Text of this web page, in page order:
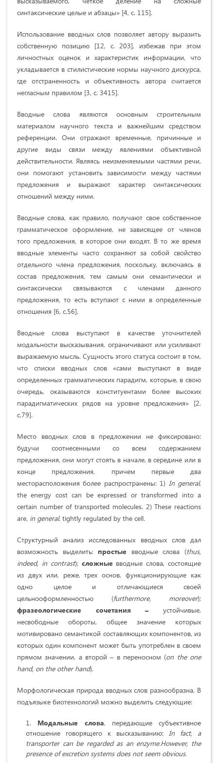
синтаксические целые и абзацы» [4, c. 115].
Использование вводных слов позволяет автору выразить
собственную позицию [12, с. 203], избежав при этом
личностных оценок и характеристик информации, что
укладывается в стилистические нормы научного дискурса,
где отстраненность и объективность автора считается
негласным правилом [3, c. 3415].
Вводные слова являются основным строительным
материалом научного текста и важнейшим средством
референции. Они отражают временные, причинные и
другие виды связи между явлениями объективной
действительности. Являясь неизменяемыми частями речи,
они помогают установить зависимости между частями
предложения и выражают характер синтаксических
отношений между ними.
Вводные слова, как правило, получают свое собственное
грамматическое оформление, не зависящее от членов
того предложения, в которое они входят. В то же время
вводные элементы часто сохраняют за собой свойство
отдельного члена предложения, поскольку, включаясь в
состав предложения, тем самым они семантически и
синтаксически связываются с членами данного
предложения, то есть вступают с ними в определенные
отношения [6, c.56].
Вводные слова выступают в качестве уточнителей
модальности высказывания, ограничивают или усиливают
выражаемую мысль. Сущность этого статуса состоит в том,
что списки вводных слов «сами выступают в виде
определенных грамматических парадигм, которые, в свою
очередь, оказываются конституентами более высоких
парадигматических рядов на уровне предложения» [2,
c.79].
Место вводных слов в предложении не фиксировано:
будучи соотнесенными со всем содержанием
предложения, они могут стоять в начале, в середине или в
конце предложения, причем первые два
месторасположения более распространены: 1) In general,
the energy cost can be expressed or transformed into a
certain number of transported molecules. 2) These reactions
are, in general, tightly regulated by the cell.
Структурный анализ исследованных вводных слов дал
возможность выделить: простые вводные слова (thus,
indeed, in contrast); сложные вводные слова, состоящие
из двух или, реже, трех основ, функционирующие как
одно целое и отличающиеся своей
цельнооформленностью (furthermore, moreover);
фразеологические сочетания – устойчивые,
несвободные обороты, общее значение которых
мотивировано семантикой составляющих компонентов, из
которых один компонент может быть употреблен в своем
прямом значении, а второй – в переносном (on the one
hand, on the other hand).
Морфологическая природа вводных слов разнообразна. В
подъязыке биотехнологий можно выделить следующие:
Модальные слова, передающие субъективное
отношение говорящего к высказыванию: In fact, a
transporter can be regarded as an enzyme.However, the
presence of excretion systems does not seem obvious.